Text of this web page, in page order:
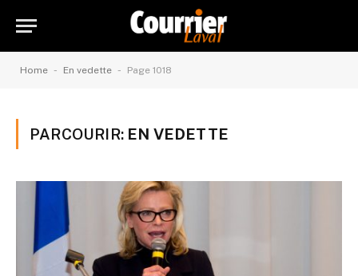
Home - En vedette - Page 1018
PARCOURIR: EN VEDETTE